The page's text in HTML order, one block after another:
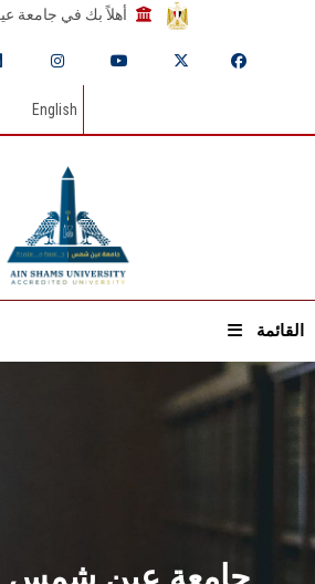
أهلاً بك في
English
القائمة
جامعة عين شمس